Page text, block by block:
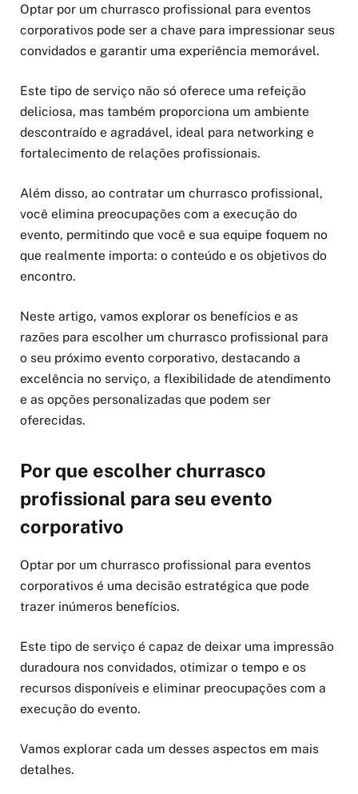
Optar por um churrasco profissional para eventos
corporativos pode ser a chave para impressionar seus
convidados e garantir uma experiência memorável.
Este tipo de serviço não só oferece uma refeição
deliciosa, mas também proporciona um ambiente
descontraído e agradável, ideal para networking e
fortalecimento de relações profissionais.
Além disso, ao contratar um churrasco profissional,
você elimina preocupações com a execução do
evento, permitindo que você e sua equipe foquem no
que realmente importa: o conteúdo e os objetivos do
encontro.
Neste artigo, vamos explorar os benefícios e as
razões para escolher um churrasco profissional para
o seu próximo evento corporativo, destacando a
excelência no serviço, a flexibilidade de atendimento
e as opções personalizadas que podem ser
oferecidas.
Por que escolher churrasco
profissional para seu evento
corporativo
Optar por um churrasco profissional para eventos
corporativos é uma decisão estratégica que pode
trazer inúmeros benefícios.
Este tipo de serviço é capaz de deixar uma impressão
duradoura nos convidados, otimizar o tempo e os
recursos disponíveis e eliminar preocupações com a
execução do evento.
Vamos explorar cada um desses aspectos em mais
detalhes.